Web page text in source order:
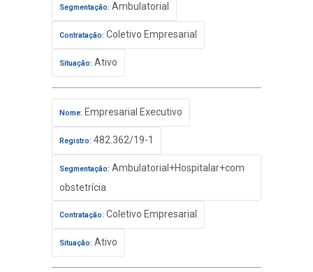
Segmentação: Ambulatorial
Contratação: Coletivo Empresarial
Situação: Ativo
Nome: Empresarial Executivo
Registro: 482.362/19-1
Segmentação: Ambulatorial+Hospitalar+com
obstetrícia
Contratação: Coletivo Empresarial
Situação: Ativo